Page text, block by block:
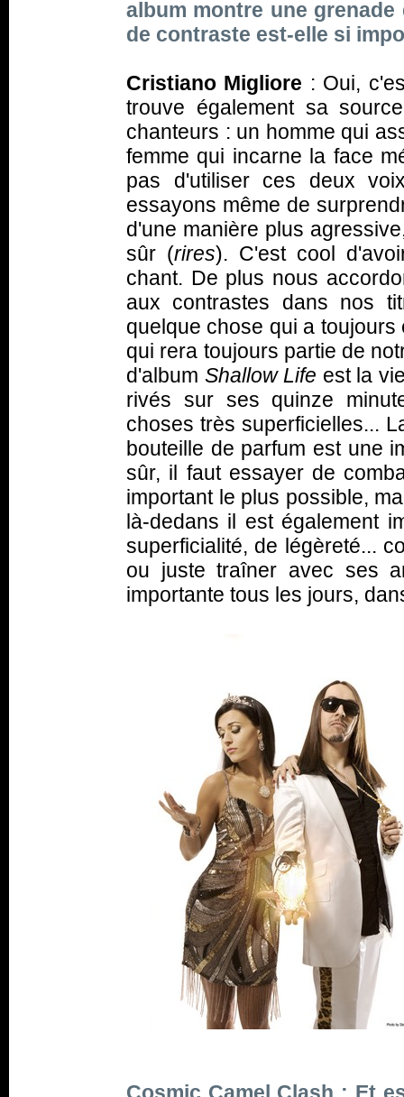
album montre une
de contraste est-elle si
Cristiano Migliore : Oui,
trouve également sa
chanteurs : un homme qui
femme qui incarne la face
pas d'utiliser ces deux
essayons même de
d'une manière plus
sûr (rires). C'est cool
chant. De plus nous
aux contrastes dans nos
quelque chose qui a
qui rera toujours partie de
d'album Shallow Life est la
rivés sur ses quinze
choses très superficielles...
bouteille de parfum est une
sûr, il faut essayer de
important le plus possible,
là-dedans il est également
superficialité, de légèreté...
ou juste traîner avec ses
importante tous les jours,